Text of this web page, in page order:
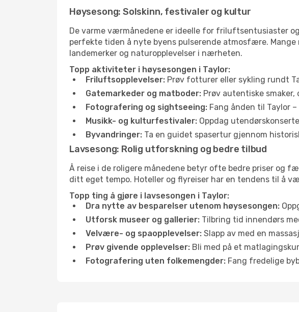
Høysesong: Solskinn, festivaler og kultur
De varme værmånedene er ideelle for friluftsentusiaster
perfekte tiden å nyte byens pulserende atmosfære.
landemerker og naturopplevelser i nærheten.
Topp aktiviteter i høysesongen i Taylor:
Friluftsopplevelser: Prøv fotturer eller sykling rundt
Gatemarkeder og matboder: Prøv autentiske smaker,
Fotografering og sightseeing: Fang ånden til Taylor
Musikk- og kulturfestivaler: Oppdag
Byvandringer: Ta en guidet spasertur gjennom
Lavsesong: Rolig utforskning og bedre tilbud
Å reise i de roligere månedene betyr ofte bedre priser og
ditt eget tempo. Hoteller og flyreiser har en tendens til å
Topp ting å gjøre i lavsesongen i Taylor:
Dra nytte av besparelser utenom høysesongen:
Utforsk museer og gallerier: Tilbring tid innendørs
Velvære- og spaopplevelser: Slapp av med en
Prøv givende opplevelser: Bli med på et
Fotografering uten folkemengder: Fang fredelige